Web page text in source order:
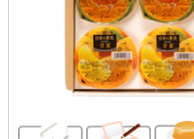
ご自宅向けメッ